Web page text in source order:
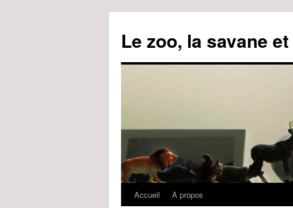
Le zoo, la savane
Aller
Accueil À propos